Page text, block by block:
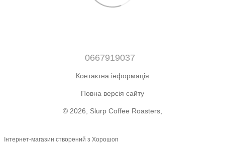
0667919037
Контактна інформація
Повна версія сайту
© 2026, Slurp Coffee Roasters,
Інтернет-магазин створений з Хорошоп